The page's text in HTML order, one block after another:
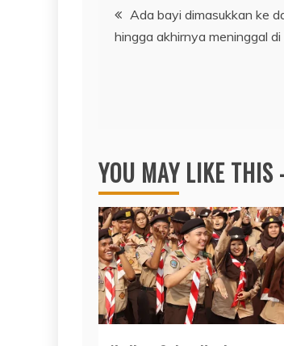
Navigasi
pos
Ada bayi dimasukkan ke
hingga akhirnya meninggal
YOU MAY LIKE THIS